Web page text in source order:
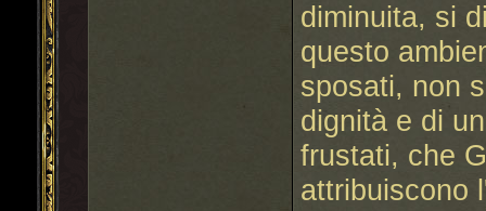
diminuita, si
questo
sposati, non
dignità e di
frustati, che
attribuiscono